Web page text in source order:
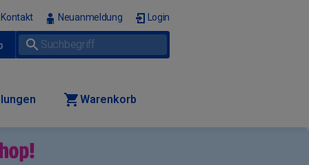
Kontakt Neuanmeldung Login
Warenkorb